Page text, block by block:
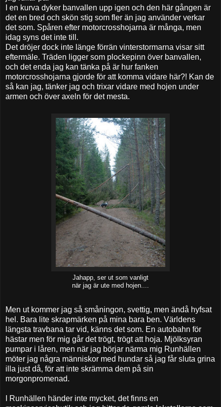
I en kurva dyker banvallen upp igen och den här gången är
det en bred och skön stig som fler än jag använder verkar
det som. Spåren efter motorcrosshojarna är många, men
idag syns det inte till.
Det dröjer dock inte länge förrän vinterstormarna visar sitt
eftermäle. Träden ligger som plockepinn över banvallen,
och det enda jag kan tänka på är hur fanken
motorcrosshojarna gjorde för att komma vidare här?! Kan de
så kan jag, tänker jag och trixar vidare med hojen under
armen och över axeln för det mesta.
Jahapp, ser ut som vanligt
när jag är ute med hojen....
Men ut kommer jag så småningon, svettig, men ändå hyfsat
hel. Bara lite skrapmärken på mina bara ben. Världens
längsta travbana tar vid, känns det som. En autobahn för
hästar men för mig går det trögt, trögt att hoja. Mjölksyran
pumpar i låren, men när jag börjar närma mig Runhällen
möter jag några människor med hundar så jag får sluta grina
illa just då, för att inte skrämma dem på sin
morgonpromenad.
I Runhällen händer inte mycket, det finns en